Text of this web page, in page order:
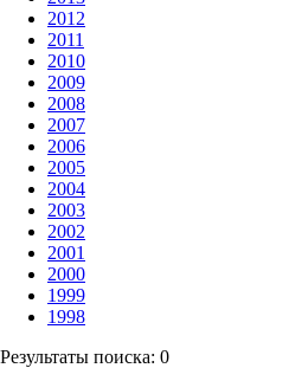
2012
2011
2010
2009
2008
2007
2006
2005
2004
2003
2002
2001
2000
1999
1998
Результаты поиска: 0